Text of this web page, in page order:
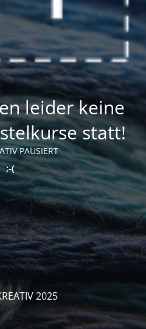
leider keine
statt!
PAUSIERT
;-(
2025